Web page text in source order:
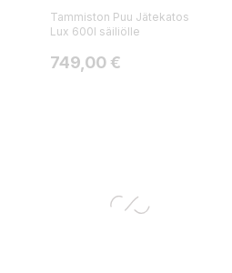
Tammiston Puu Jätekatos
Lux 600l säiliölle
Hinta
749,00 €